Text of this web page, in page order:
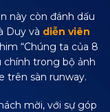
này còn đánh dấu
Duy và diễn viên
“Chúng ta của 8
chính trong bộ ảnh
trên sàn runway.
mời, với sự góp